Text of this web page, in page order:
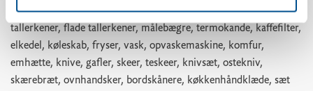
si, springformssæt, skålesæt, små tallerkener, dybe tallerkener,
tallerkener, flade tallerkener, målebægre, termokande, kaffefilter,
elkedel, køleskab, fryser, vask, opvaskemaskine, komfur,
emhætte, knive, gafler, skeer, teskeer, knivsæt, ostekniv,
skærebræt, ovnhandsker, bordskånere, køkkenhåndklæde, sæt